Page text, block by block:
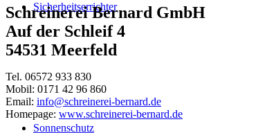
Sicherheitserrichter
Sonnenschutz
Schreinerei Bernard GmbH
Auf der Schleif 4
54531 Meerfeld
Tel. 06572 933 830
Mobil: 0171 42 96 860
Email: info@schreinerei-bernard.de
Homepage: www.schreinerei-bernard.de